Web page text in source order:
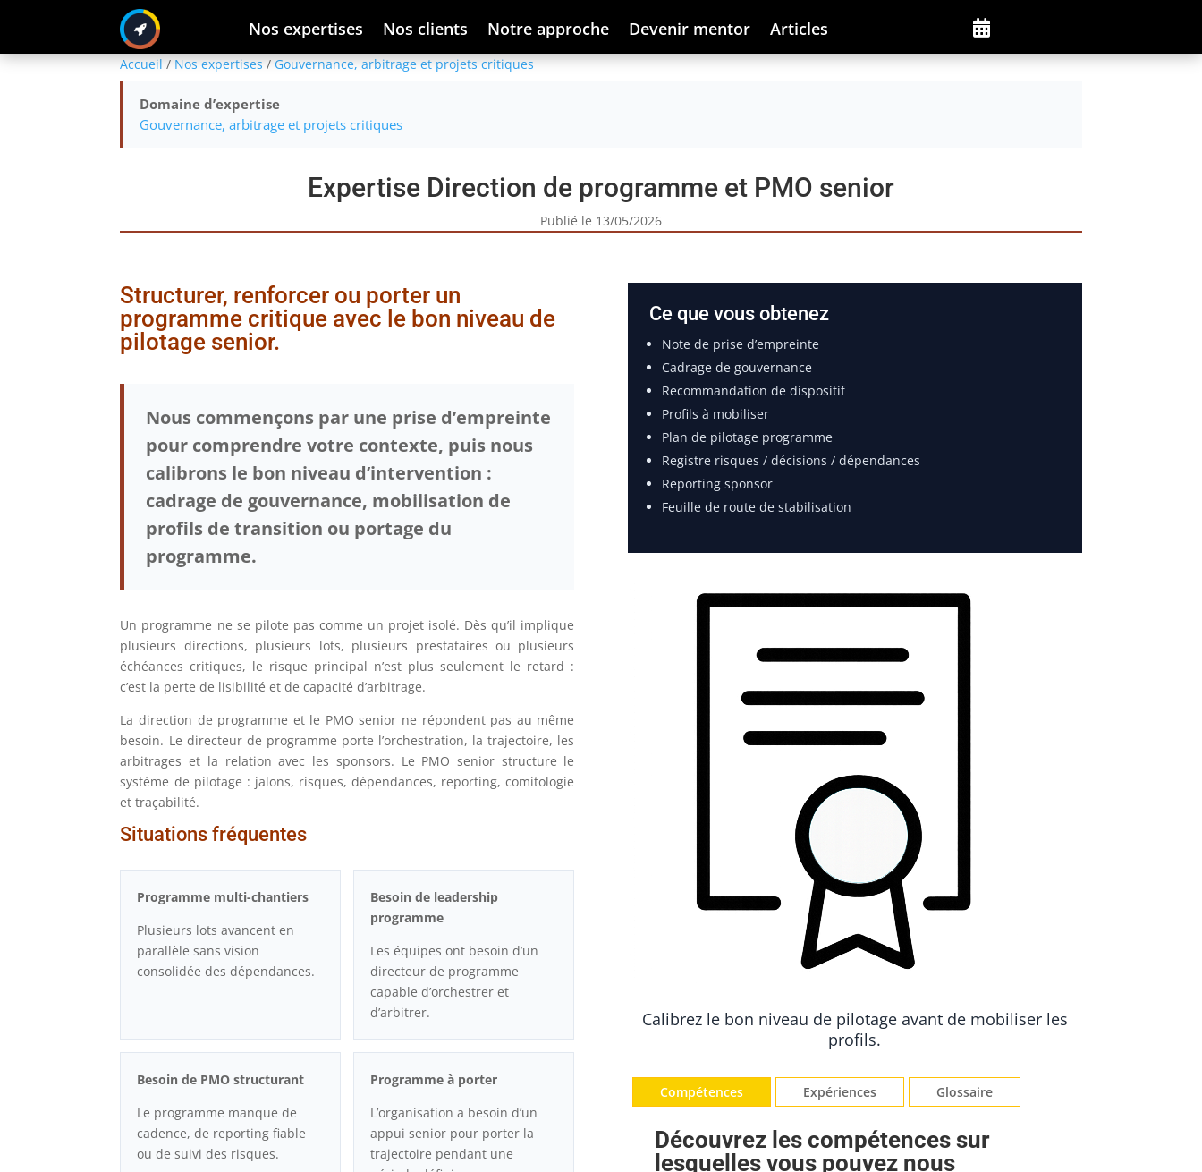
Nos expertises Nos clients Notre approche Devenir mentor Articles 
Accueil/Nos expertises/Gouvernance, arbitrage et projets critiques
Domaine d’expertise
Gouvernance, arbitrage et projets critiques
Expertise Direction de programme et PMO senior
Publié le 13/05/2026
Structurer, renforcer ou porter un
programme critique avec le bon niveau de
pilotage senior.
Nous commençons par une prise d’empreinte
pour comprendre votre contexte, puis nous
calibrons le bon niveau d’intervention :
cadrage de gouvernance, mobilisation de
profils de transition ou portage du
programme.
Un programme ne se pilote pas comme un projet isolé. Dès qu’il implique
plusieurs directions, plusieurs lots, plusieurs prestataires ou plusieurs
échéances critiques, le risque principal n’est plus seulement le retard :
c’est la perte de lisibilité et de capacité d’arbitrage.
La direction de programme et le PMO senior ne répondent pas au même
besoin. Le directeur de programme porte l’orchestration, la trajectoire, les
arbitrages et la relation avec les sponsors. Le PMO senior structure le
système de pilotage : jalons, risques, dépendances, reporting, comitologie
et traçabilité.
Situations fréquentes
Programme multi-chantiers
Plusieurs lots avancent en
parallèle sans vision
consolidée des dépendances.
Besoin de leadership
programme
Les équipes ont besoin d’un
directeur de programme
capable d’orchestrer et
d’arbitrer.
Besoin de PMO structurant
Le programme manque de
cadence, de reporting fiable
ou de suivi des risques.
Programme à porter
L’organisation a besoin d’un
appui senior pour porter la
trajectoire pendant une
Ce que vous obtenez
Note de prise d’empreinte
Cadrage de gouvernance
Recommandation de dispositif
Profils à mobiliser
Plan de pilotage programme
Registre risques / décisions / dépendances
Reporting sponsor
Feuille de route de stabilisation
Calibrez le bon niveau de pilotage avant de mobiliser les
profils.
Compétences Expériences Glossaire
Découvrez les compétences sur
lesquelles vous pouvez nous